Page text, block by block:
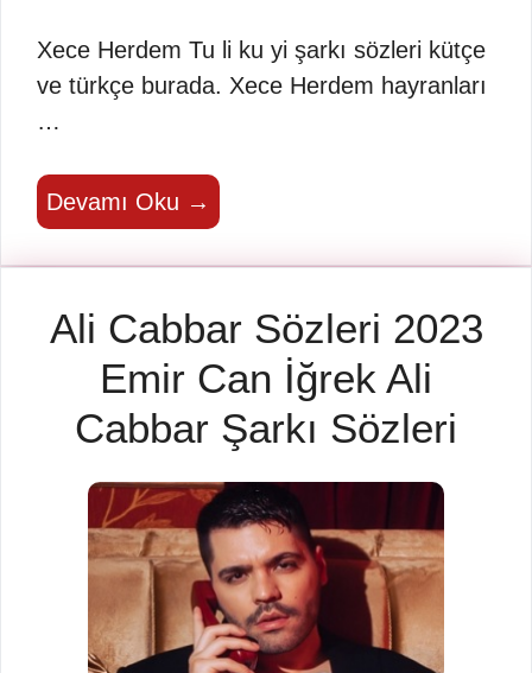
Xece Herdem Tu li ku yi şarkı sözleri kütçe
ve türkçe burada. Xece Herdem hayranları
…
Devamı Oku →
Ali Cabbar Sözleri 2023
Emir Can İğrek Ali
Cabbar Şarkı Sözleri